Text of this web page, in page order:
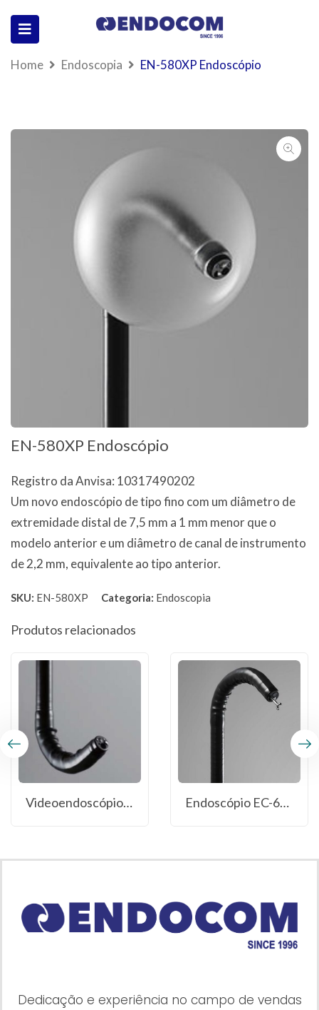
Home Endoscopia EN-580XP Endoscópio
EN-580XP Endoscópio
Registro da Anvisa: 10317490202
Um novo endoscópio de tipo fino com um diâmetro de
extremidade distal de 7,5 mm a 1 mm menor que o
modelo anterior e um diâmetro de canal de instrumento
de 2,2 mm, equivalente ao tipo anterior.
SKU: EN-580XP Categoria: Endoscopia
Produtos relacionados
Videoendoscópio EG-L580RD7 Endoscópio EC-600WM/WI/WL
Dedicação e experiência no campo de vendas